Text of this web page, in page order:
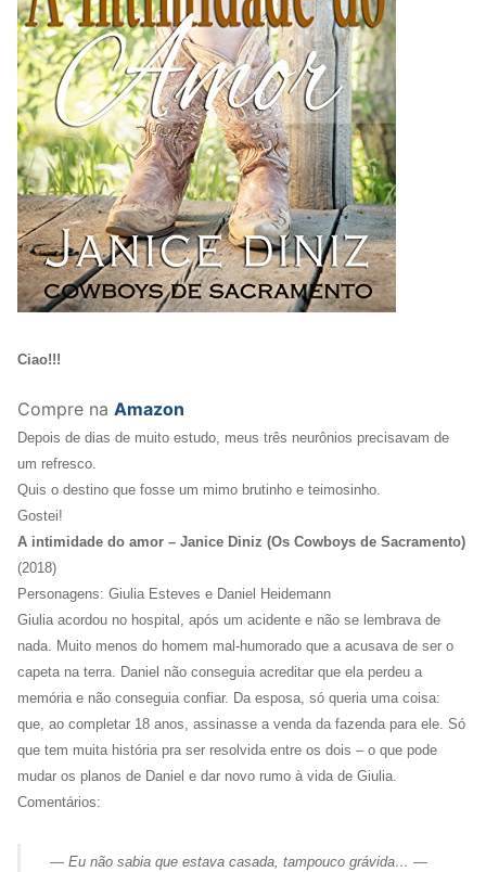
Ciao!!!
Compre na Amazon
Depois de dias de muito estudo, meus três neurônios precisavam de
um refresco.
Quis o destino que fosse um mimo brutinho e teimosinho.
Gostei!
A intimidade do amor – Janice Diniz (Os Cowboys de Sacramento)
(2018)
Personagens: Giulia Esteves e Daniel Heidemann
Giulia acordou no hospital, após um acidente e não se lembrava de
nada. Muito menos do homem mal-humorado que a acusava de ser o
capeta na terra. Daniel não conseguia acreditar que ela perdeu a
memória e não conseguia confiar. Da esposa, só queria uma coisa:
que, ao completar 18 anos, assinasse a venda da fazenda para ele. Só
que tem muita história pra ser resolvida entre os dois – o que pode
mudar os planos de Daniel e dar novo rumo à vida de Giulia.
Comentários:
— Eu não sabia que estava casada, tampouco grávida… —